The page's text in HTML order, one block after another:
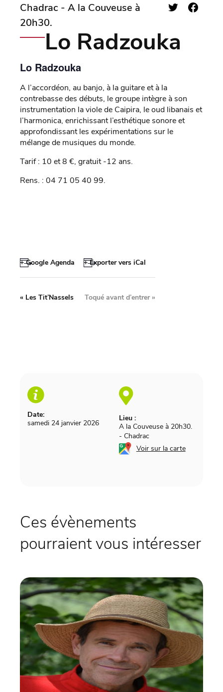
Chadrac - A la Couveuse à
20h30.
Lo Radzouka
Lo Radzouka
A l’accordéon, au banjo, à la guitare et à la
contrebasse des débuts, le groupe intègre à son
instrumentation la viole de Caipira, le oud libanais et
l’harmonica, enrichissant l’esthétique sonore et
approfondissant les expérimentations sur le
mélange de musiques du monde.
Tarif : 10 et 8 €, gratuit -12 ans.
Rens. : 04 71 05 40 99.
+ Google Agenda + Exporter vers iCal
Date:
samedi 24 janvier 2026
Lieu :
A la Couveuse à 20h30.
- Chadrac
Voir sur la carte
« Les Tit’Nassels Toqué avant d’entrer»
Ces évènements
pourraient vous intéresser